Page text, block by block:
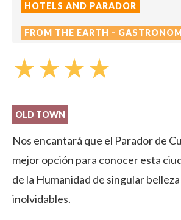
HOTELS AND PARADOR
FROM THE EARTH -
star_ratestar_ratestar_ratestar_rate
OLD TOWN
Nos encantará que el Parador de
mejor opción para conocer esta
de la Humanidad de singular
inolvidables.